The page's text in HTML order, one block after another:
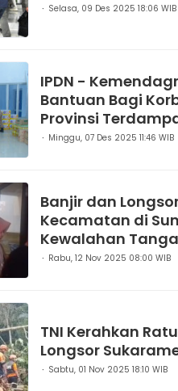
Selasa, 09 Des 2025 18:06 WIB
IPDN -
Bantuan Bagi
Provinsi
Minggu, 07 Des 2025 11:46 WIB
Banjir dan
Kecamatan di
Kewalahan
Rabu, 12 Nov 2025 08:00 WIB
TNI Kerahkan
Longsor
Sabtu, 01 Nov 2025 18:10 WIB